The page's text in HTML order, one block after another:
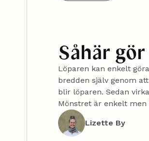
Såhär
Löparen kan enkelt
bredden själv genom
blir löparen. Sedan
Mönstret är enkelt
Lizette By